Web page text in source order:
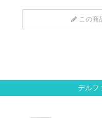
この商
デルフ